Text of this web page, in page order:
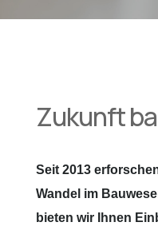
Zukunft
Seit 2013
Wandel im
bieten wir Ihnen